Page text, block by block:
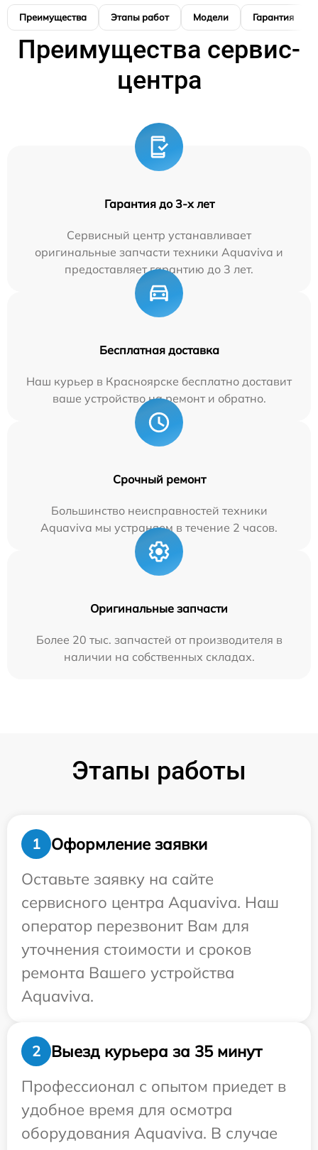
Преимущества Этапы работ Модели Гарантия
Преимущества сервис-
центра
Гарантия до 3-х лет
Сервисный центр устанавливает
оригинальные запчасти техники Aquaviva и
предоставляет гарантию до 3 лет.
Бесплатная доставка
Наш курьер в Красноярске бесплатно доставит
ваше устройство на ремонт и обратно.
Срочный ремонт
Большинство неисправностей техники
Aquaviva мы устраняем в течение 2 часов.
Оригинальные запчасти
Более 20 тыс. запчастей от производителя в
наличии на собственных складах.
Этапы работы
1
Оформление заявки
Оставьте заявку на сайте
сервисного центра Aquaviva. Наш
оператор перезвонит Вам для
уточнения стоимости и сроков
ремонта Вашего устройства
Aquaviva.
2
Выезд курьера за 35 минут
Профессионал с опытом приедет в
удобное время для осмотра
оборудования Aquaviva. В случае